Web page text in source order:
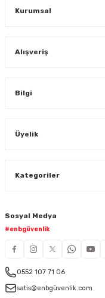
Kurumsal
Alışveriş
Bilgi
Üyelik
Kategoriler
Sosyal Medya
#enbgüvenlik
0552 107 71 06
satis@enbgüvenlik.com